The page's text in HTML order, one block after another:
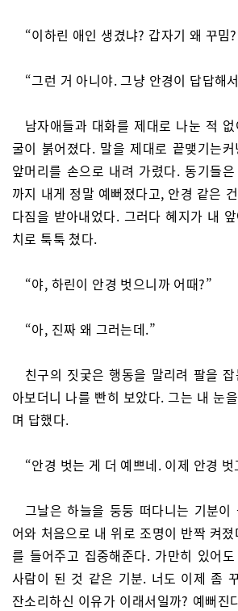
“이하린 애인 생겼냐? 갑자기 왜 꾸밈
“그런 거 아니야. 그냥 안경이 답답해
남자애들과 대화를 제대로 나눈 적
굴이 붉어졌다. 말을 제대로 끝맺기는
앞머리를 손으로 내려 가렸다. 동기들
까지 내게 정말 예뻐졌다고, 안경 같은
다짐을 받아내었다. 그러다 혜지가 내
치로 툭툭 쳤다.
“야, 하린이 안경 벗으니까 어때?”
“아, 진짜 왜 그러는데.”
친구의 짓궂은 행동을 말리려 팔을
아보더니 나를 빤히 보았다. 그는 내 눈
며 답했다.
“안경 벗는 게 더 예쁘네. 이제 안경 벗
그날은 하늘을 둥둥 떠다니는 기분이
어와 처음으로 내 위로 조명이 반짝 켜
를 들어주고 집중해준다. 가만히 있어
사람이 된 것 같은 기분. 너도 이제 좀
잔소리하신 이유가 이래서일까? 예뻐진